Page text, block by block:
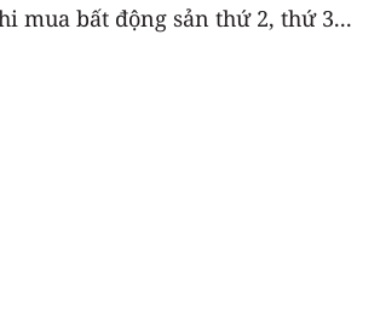
mua bất động sản thứ 2, thứ 3...